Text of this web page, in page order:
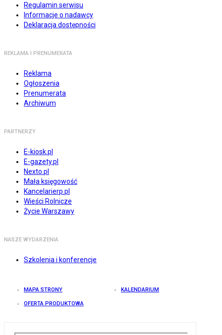
Regulamin serwisu
Informacje o nadawcy
Deklaracja dostępności
REKLAMA I PRENUMERATA
Reklama
Ogłoszenia
Prenumerata
Archiwum
PARTNERZY
E-kiosk.pl
E-gazety.pl
Nexto.pl
Mała księgowość
Kancelarierp.pl
Wieści Rolnicze
Życie Warszawy
NASZE WYDARZENIA
Szkolenia i konferencje
MAPA STRONY KALENDARIUM
OFERTA PRODUKTOWA